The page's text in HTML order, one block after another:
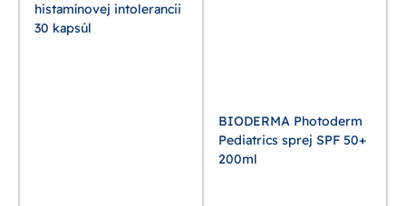
histamínovej intolerancii
30 kapsúl
BIODERMA Photoderm
Pediatrics sprej SPF 50+
200ml